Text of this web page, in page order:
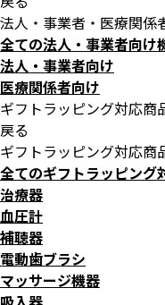
法人・事業者・医療関係
全ての法人・事業者向け
法人・事業者向け
医療関係者向け
ギフトラッピング対応商
戻る
ギフトラッピング対応商
全てのギフトラッピング
治療器
血圧計
補聴器
電動歯ブラシ
マッサージ機器